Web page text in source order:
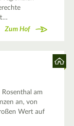
Zum Hof
am
an, von
Wert auf